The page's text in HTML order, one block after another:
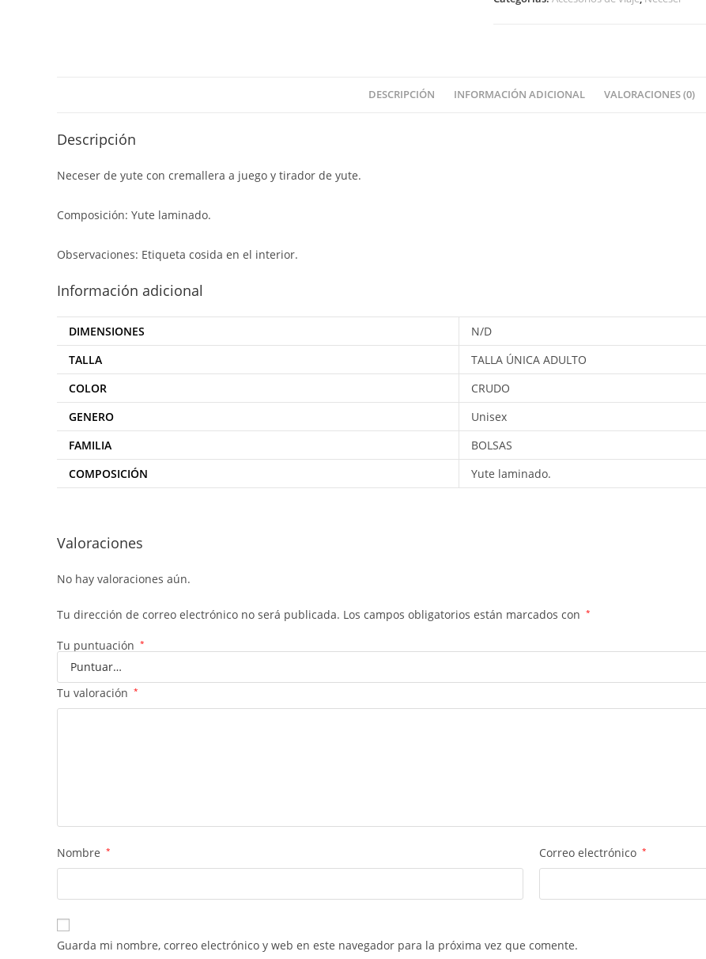
DESCRIPCIÓN INFORMACIÓN ADICIONAL VALORACIONES (0)
Descripción
Neceser de yute con cremallera a juego y tirador de yute.
Composición: Yute laminado.
Observaciones: Etiqueta cosida en el interior.
Información adicional
DIMENSIONES
N/D
TALLA
TALLA ÚNICA ADULTO
COLOR
CRUDO
GENERO
Unisex
FAMILIA
BOLSAS
COMPOSICIÓN
Yute laminado.
Valoraciones
No hay valoraciones aún.
Tu dirección de correo electrónico no será publicada. Los campos obligatorios están marcados con *
Tu puntuación *
Tu valoración *
Nombre * Correo electrónico *
Guarda mi nombre, correo electrónico y web en este navegador para la próxima vez que comente.